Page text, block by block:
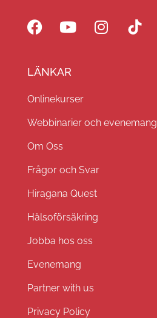
LÄNKAR
Onlinekurser
Webbinarier och evenemang
Om Oss
Frågor och Svar
Hiragana Quest
Hälsoförsäkring
Jobba hos oss
Evenemang
Partner with us
Privacy Policy